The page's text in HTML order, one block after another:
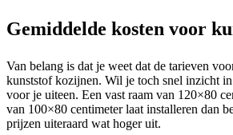
Gemiddelde kosten voor
Van belang is dat je weet dat de tarieven
kunststof kozijnen. Wil je toch snel inzicht
voor je uiteen. Een vast raam van 120×80
van 100×80 centimeter laat installeren dan
prijzen uiteraard wat hoger uit.